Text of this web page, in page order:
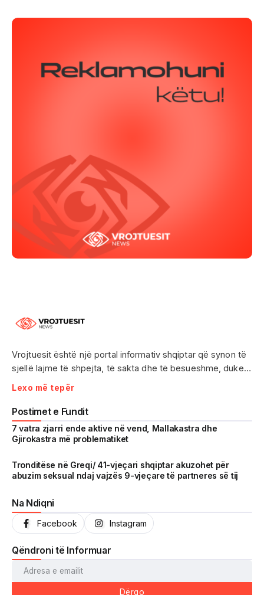
Vrojtuesit është një portal informativ shqiptar që synon të
sjellë lajme të shpejta, të sakta dhe të besueshme, duke
treguar realitetin pa çensurë. Fokus i punës sonë janë
ngjarjet e aktualitetit, problematikat sociale, denoncimet
qytetare dhe zhvillimet që prekin drejtpërdrejt jetën e
përditshme të shqiptarëve.
arritura në një kohë shumë të shkurtër, Vrojtuesit është
kthyer në një zë të fortë informimi dhe një pasqyrë reale të
Lexo më tepër
Postimet e Fundit
7 vatra zjarri ende aktive në vend, Mallakastra dhe
Gjirokastra më problematiket
Tronditëse në Greqi/ 41-vjeçari shqiptar akuzohet për
abuzim seksual ndaj vajzës 9-vjeçare të partneres së tij
Na Ndiqni
Facebook Instagram
Qëndroni të Informuar
Dërgo